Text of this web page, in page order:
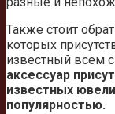
Также стоит
которых
известный всем
аксессуар
известных
популярностью.